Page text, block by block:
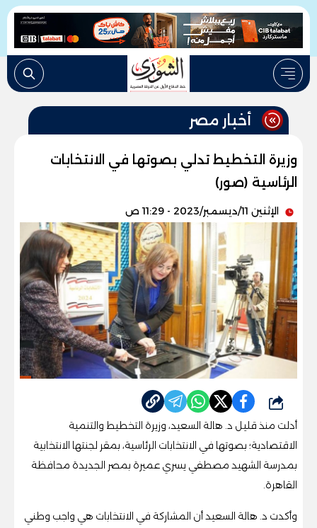
أخبار مصر
وزيرة التخطيط تدلي بصوتها في الانتخابات
الرئاسية (صور)
الإثنين 11/ديسمبر/2023 - 11:29 ص
شارك
أدلت منذ قليل د. هالة السعيد، وزيرة التخطيط والتنمية
الاقتصادية؛ بصوتها في الانتخابات الرئاسية، بمقر لجنتها الانتخابية
بمدرسة الشهيد مصطفي يسري عميرة بمصر الجديدة محافظة
القاهرة.
وأكدت د. هالة السعيد أن المشاركة في الانتخابات هي واجب وطني